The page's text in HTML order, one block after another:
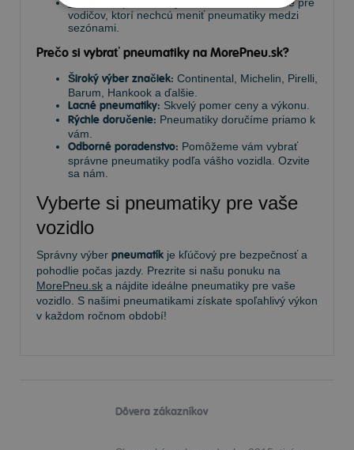
vodičov, ktorí nechcú meniť pneumatiky medzi
sezónami.
Prečo si vybrať pneumatiky na MorePneu.sk?
Široký výber značiek: Continental, Michelin, Pirelli,
Barum, Hankook a ďalšie.
Lacné pneumatiky: Skvelý pomer ceny a výkonu.
Rýchle doručenie: Pneumatiky doručíme priamo k
vám.
Odborné poradenstvo: Pomôžeme vám vybrať
správne pneumatiky podľa vášho vozidla. Ozvite
sa nám.
Vyberte si pneumatiky pre vaše
vozidlo
Správny výber pneumatík je kľúčový pre bezpečnosť a
pohodlie počas jazdy. Prezrite si našu ponuku na
MorePneu.sk a nájdite ideálne pneumatiky pre vaše
vozidlo. S našimi pneumatikami získate spoľahlivý výkon
v každom ročnom období!
Dôvera zákazníkov